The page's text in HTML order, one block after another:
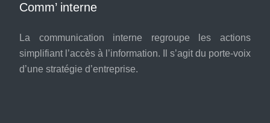
Comm’ interne
La communication interne regroupe les actions
simplifiant l’accès à l’information. Il s’agit du porte-voix
d’une stratégie d’entreprise.